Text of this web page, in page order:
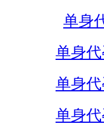
单身
单身
单身
单身